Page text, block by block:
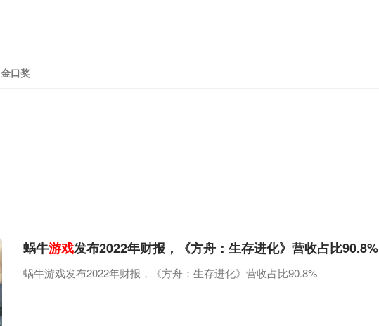
金口奖
蜗牛游戏发布2022年财报，《方舟：生存进化》营收占比90.8%
蜗牛游戏发布2022年财报，《方舟：生存进化》营收占比90.8%